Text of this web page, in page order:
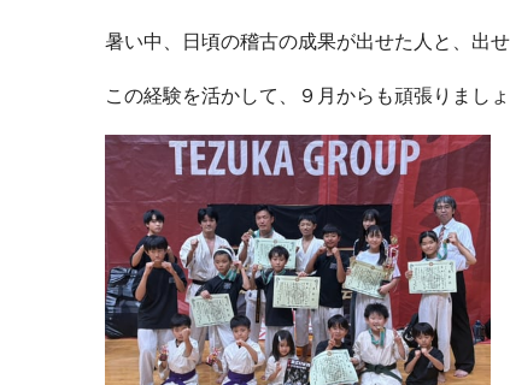
暑い中、日頃の稽古の成果が出せた人と、出
この経験を活かして、９月からも頑張りましょ